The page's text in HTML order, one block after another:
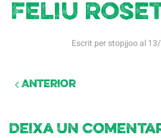
Feliu
Escrit perstopjjooal
Anterior
Deixa un